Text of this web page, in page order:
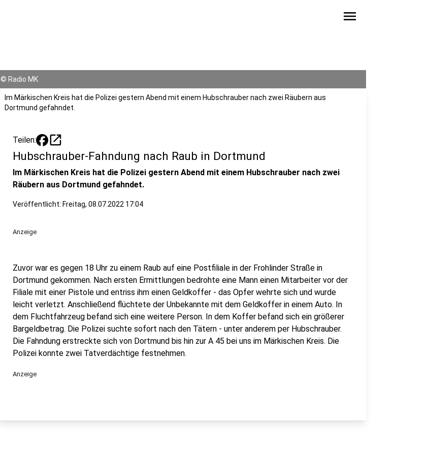
menu
© Radio MK
Im Märkischen Kreis hat die Polizei gestern Abend mit einem Hubschrauber nach zwei Räubern aus
Dortmund gefahndet.
Teilen: open_in_new
Hubschrauber-Fahndung nach Raub in Dortmund
Im Märkischen Kreis hat die Polizei gestern Abend mit einem Hubschrauber nach zwei
Räubern aus Dortmund gefahndet.
Veröffentlicht: Freitag, 08.07.2022 17:04
Anzeige
Zuvor war es gegen 18 Uhr zu einem Raub auf eine Postfiliale in der Frohlinder Straße in
Dortmund gekommen. Nach ersten Ermittlungen bedrohte eine Mann einen Mitarbeiter vor der
Filiale mit einer Pistole und entriss ihm einen Geldkoffer - das Opfer wehrte sich und wurde
leicht verletzt. Anschließend flüchtete der Unbekannte mit dem Geldkoffer in einem Auto. In
dem Fluchtfahrzeug befand sich eine weitere Person. In dem Koffer befand sich ein größerer
Bargeldbetrag. Die Polizei suchte sofort nach den Tätern - unter anderem per Hubschrauber.
Die Fahndung erstreckte sich von Dortmund bis hin zur A 45 bei uns im Märkischen Kreis. Die
Polizei konnte zwei Tatverdächtige festnehmen.
Anzeige